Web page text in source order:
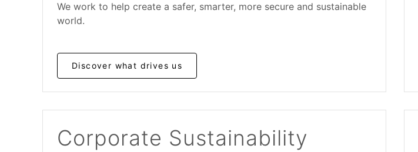
We work to help create a safer, smarter, more secure and sustainable
world.
Discover what drives us
Corporate Sustainability